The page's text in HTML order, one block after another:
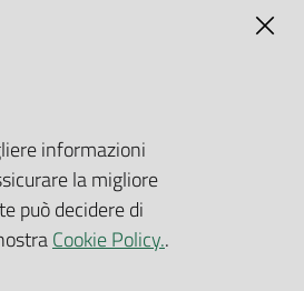
informazioni
la migliore
può decidere di
Cookie Policy..